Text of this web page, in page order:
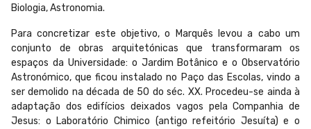
Biologia, Astronomia.
Para concretizar este objetivo, o Marquês levou a cabo um
conjunto de obras arquitetónicas que transformaram os
espaços da Universidade: o Jardim Botânico e o Observatório
Astronómico, que ficou instalado no Paço das Escolas, vindo a
ser demolido na década de 50 do séc. XX. Procedeu-se ainda à
adaptação dos edifícios deixados vagos pela Companhia de
Jesus: o Laboratório Chimico (antigo refeitório Jesuíta) e o